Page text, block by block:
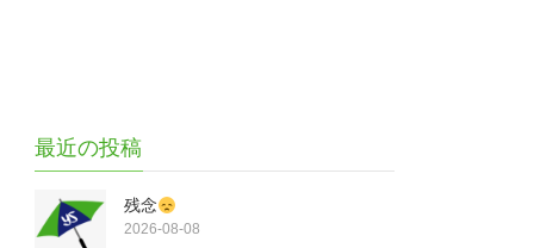
最近の投稿
残念
2026-08-08